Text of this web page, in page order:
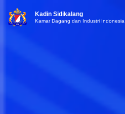
Kadin Sidikalang
Kamar Dagang dan Industri Indonesia